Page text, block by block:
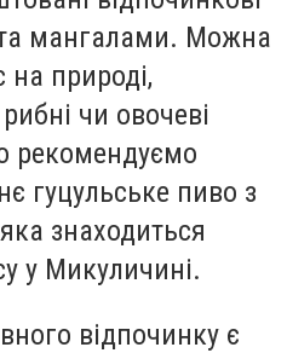
мангалами. Можна
на природі,
чи овочеві
рекомендуємо
гуцульське пиво з
знаходиться
у Микуличині.
відпочинку є